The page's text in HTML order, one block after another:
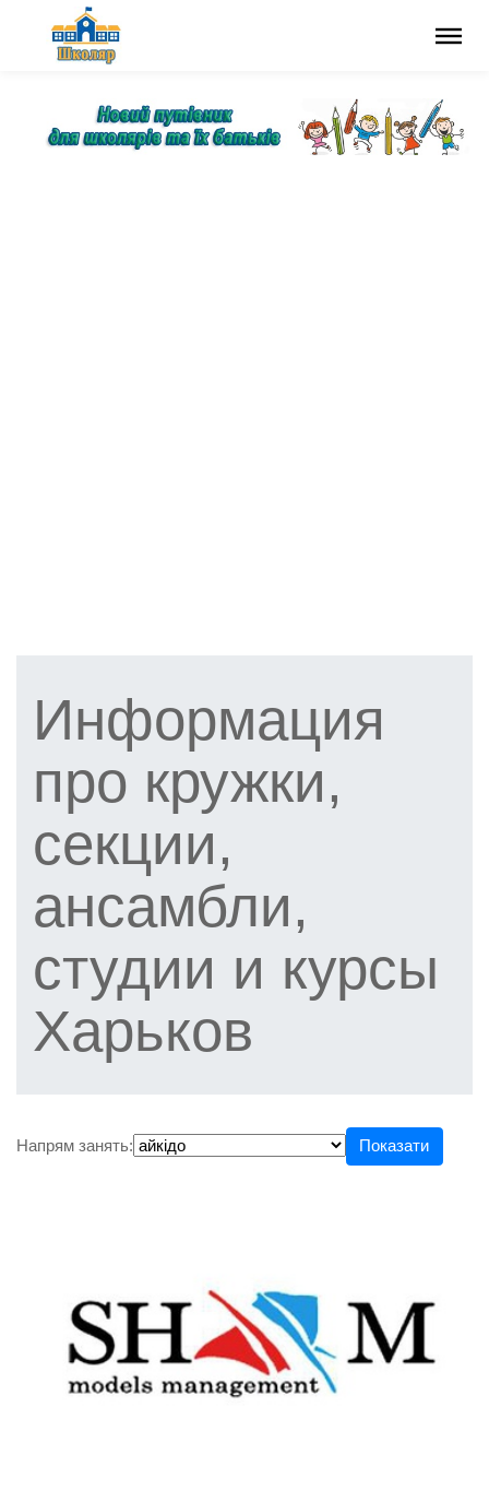
Информация
про кружки,
секции,
ансамбли,
студии и курсы
Харьков
Напрям занять: Показати